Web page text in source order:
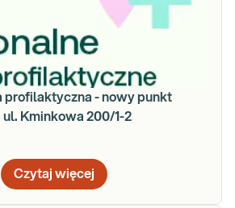
profilaktyczna - nowy punkt
Kminkowa 200/1-2
Czytaj więcej